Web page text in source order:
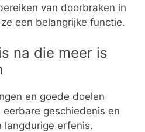
van doorbraken in
een belangrijke functie.
na die meer is
en goede doelen
geschiedenis en
langdurige erfenis.